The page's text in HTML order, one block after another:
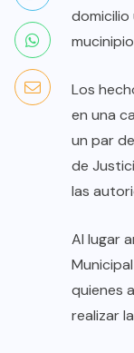
domicilio
Los
en una
un par
de
las
Al lugar
quienes
realizar